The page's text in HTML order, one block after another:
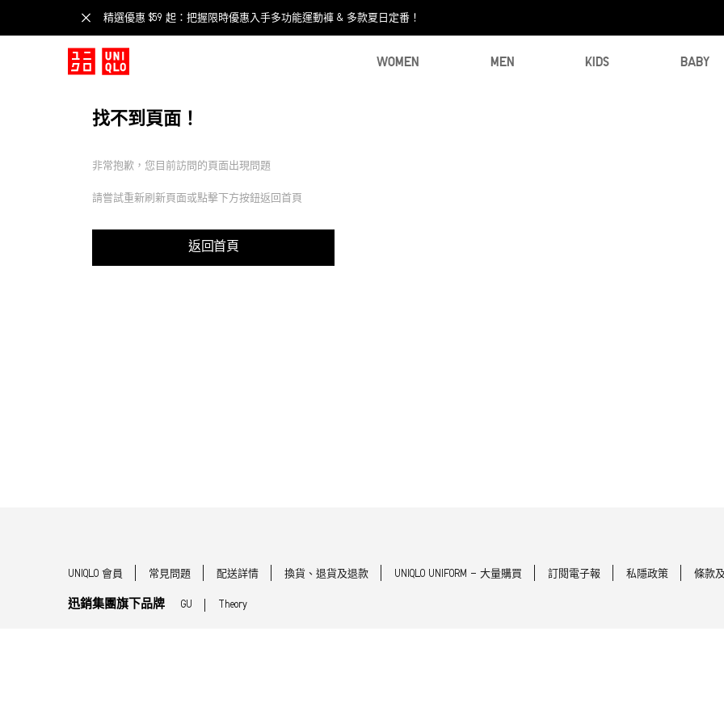
精選優惠 $59 起：把握限時優惠入手多功能運動褲 & 多款夏日定番！​
WOMEN MEN KIDS BABY
找不到頁面！
非常抱歉，您目前訪問的頁面出現問題
請嘗試重新刷新頁面或點擊下方按鈕返回首頁
返回首頁
UNIQLO 會員 常見問題 配送詳情 換貨、退貨及退款 UNIQLO UNIFORM - 大量購買 訂閱電子報 私隱政策 條款
迅銷集團旗下品牌 GU Theory